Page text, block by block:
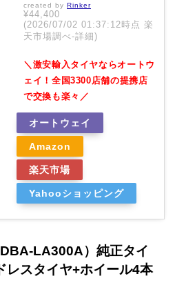
created by Rinker
¥44,400
(2026/07/02 01:37:12時点 楽
天市場調べ-詳細)
＼激安輸入タイヤならオートウ
ェイ！全国3300店舗の提携店
で交換も楽々／
オートウェイ
Amazon
楽天市場
Yahooショッピング
LA300A）純正タイ
レスタイヤ+ホイール4本